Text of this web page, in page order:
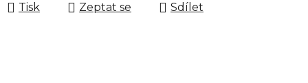
Tisk
Zeptat se Sdílet